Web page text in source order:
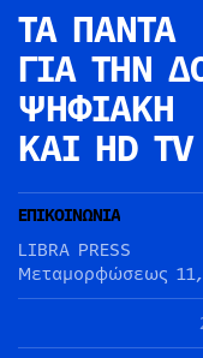
ΤΑ ΠΑΝΤΑ
ΓΙΑ ΤΗΝ
ΨΗΦΙΑΚΗ
ΚΑΙ HD TV
ΕΠΙΚΟΙΝΩΝΙΑ
LIBRA PRESS
Μεταμορφώσεως